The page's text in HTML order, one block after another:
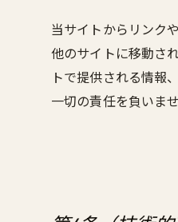
当サイトからリンク
他のサイトに移動さ
トで提供される情報
一切の責任を負いませ